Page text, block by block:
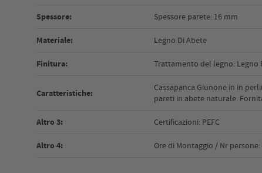
Spessore: Spessore parete: 16 mm
Materiale: Legno Di Abete
Finitura: Trattamento del legno: Legno
Caratteristiche:
Cassapanca Giunone in in
pareti in abete naturale.
Altro 3: Certificazioni: PEFC
Altro 4: Ore di Montaggio / Nr persone: